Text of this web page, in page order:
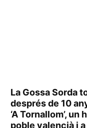
La Gossa Sorda
després de 10
‘A Tornallom’, un
poble valencià i a